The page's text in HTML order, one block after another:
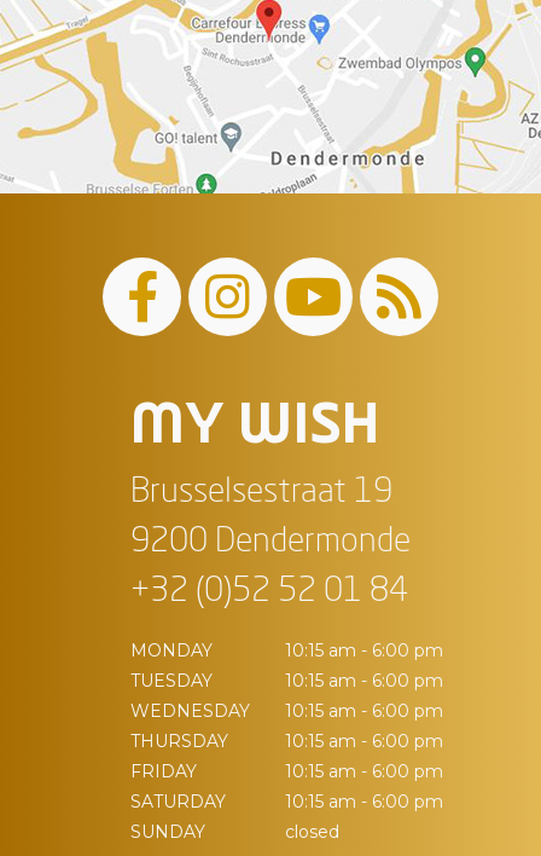
MY WISH
Brusselsestraat 19
9200 Dendermonde
+32 (0)52 52 01 84
MONDAY
10:15 am - 6:00 pm
TUESDAY
10:15 am - 6:00 pm
WEDNESDAY
10:15 am - 6:00 pm
THURSDAY
10:15 am - 6:00 pm
FRIDAY
10:15 am - 6:00 pm
SATURDAY
10:15 am - 6:00 pm
SUNDAY
closed